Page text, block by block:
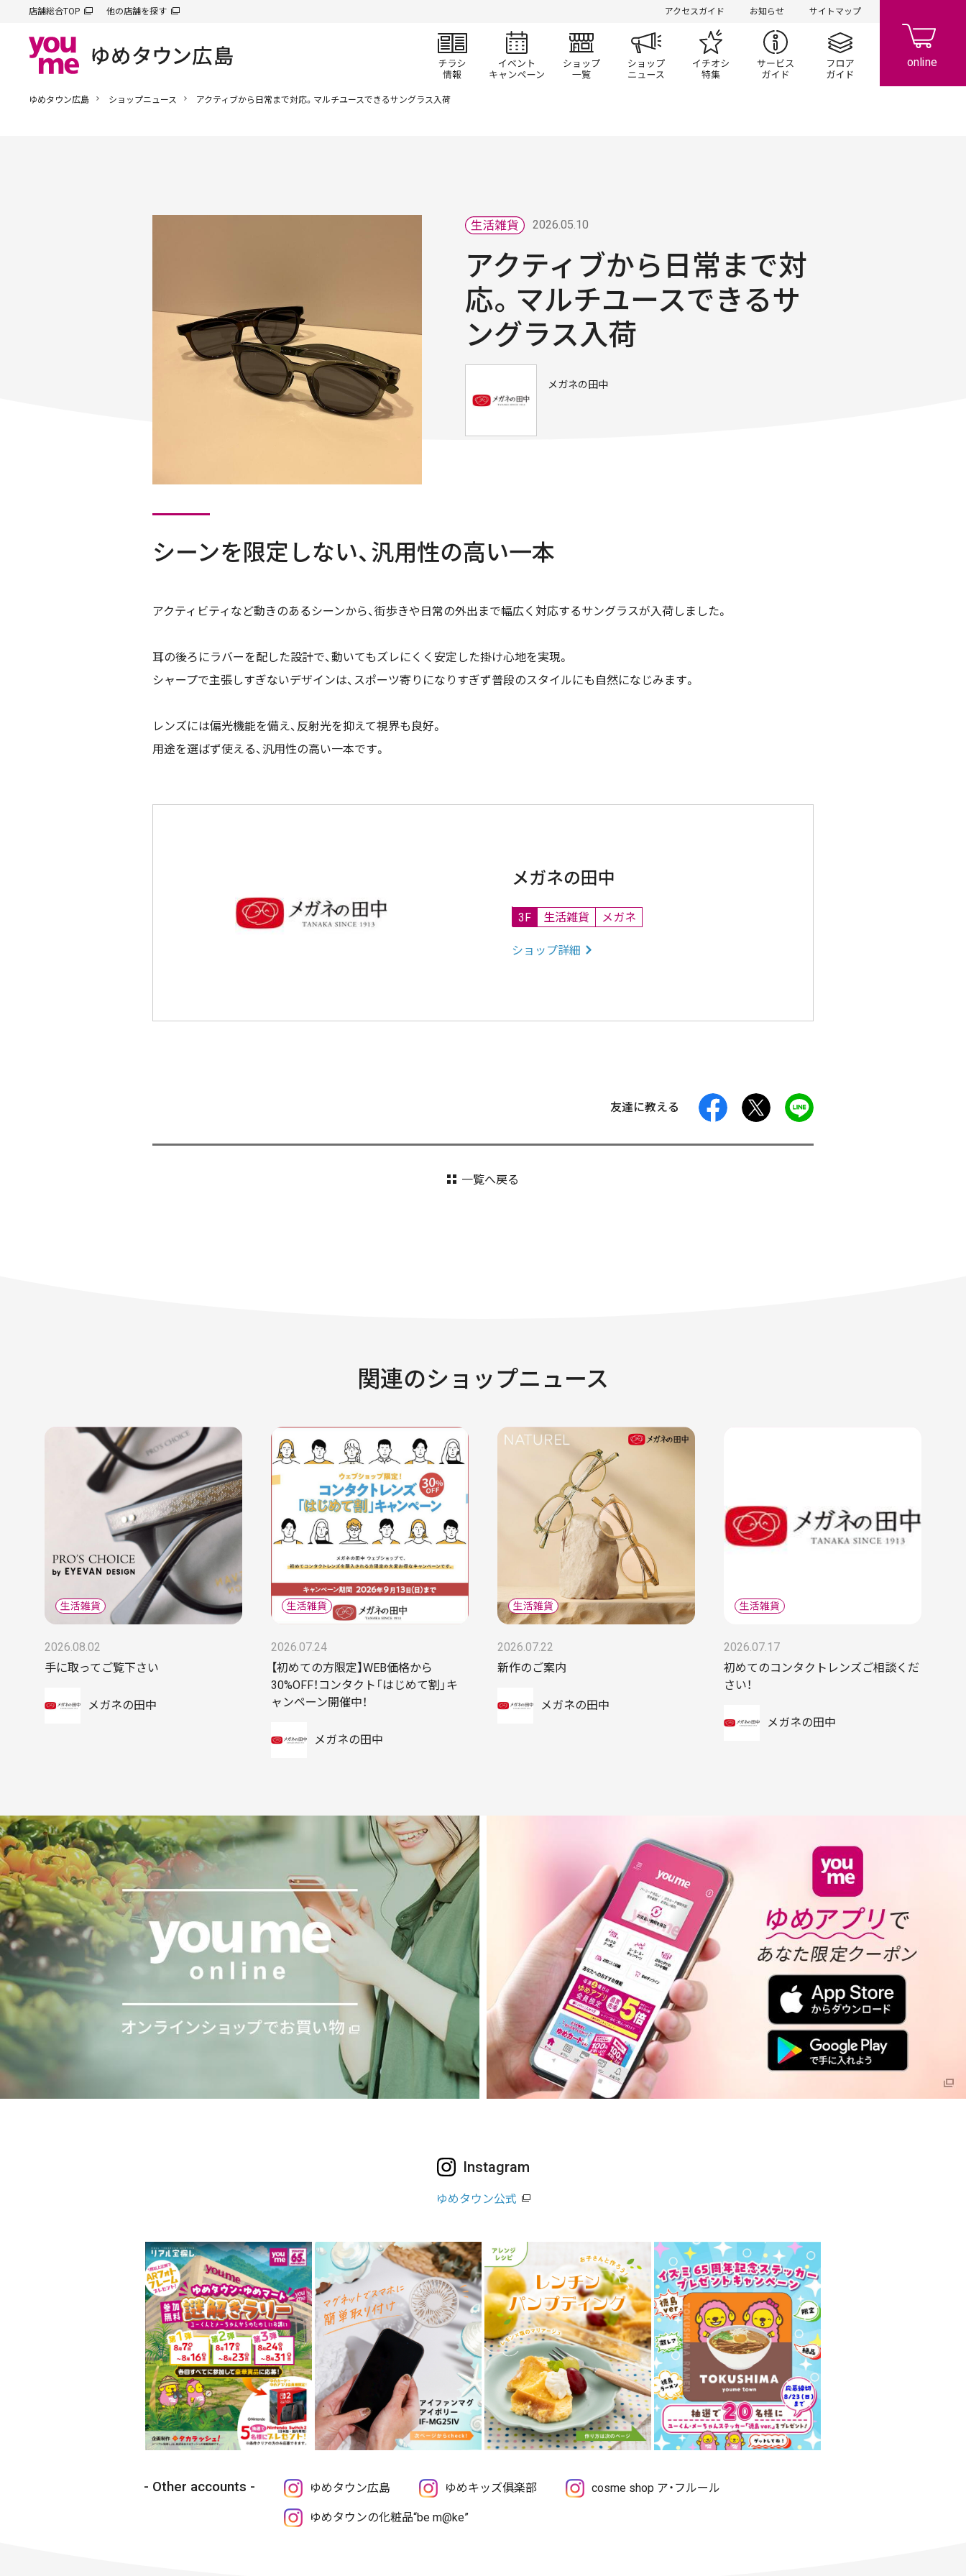
店舗総合TOP 他の店舗を探す アクセスガイド お知らせ サイトマップ
チラシ情報 イベント/キャンペーン
ショップ一覧 ショップニュースイチオシ特集 サービスガイドフロアガイド
ゆめタウン広島 ショップニュース アクティブから日常まで対応。マルチユースできるサングラス入荷
2026.05.10
アクティブから日常まで対
応。マルチユースできるサ
ングラス入荷
メガネの田中
シーンを限定しない、汎用性の高い一本
アクティビティなど動きのあるシーンから、街歩きや日常の外出まで幅広く対応するサングラスが入荷しました。
耳の後ろにラバーを配した設計で、動いてもズレにくく安定した掛け心地を実現。
シャープで主張しすぎないデザインは、スポーツ寄りになりすぎず普段のスタイルにも自然になじみます。
レンズには偏光機能を備え、反射光を抑えて視界も良好。
用途を選ばず使える、汎用性の高い一本です。
メガネの田中
3F 生活雑貨 メガネ
ショップ詳細
友達に教える facebook
一覧へ戻る
関連のショップニュース
2026.08.02
手に取ってご覧下さい
メガネの田中
2026.07.24
【初めての方限定】WEB価格から
30%OFF！コンタクト「はじめて割」キ
ャンペーン開催中！
メガネの田中
2026.07.22
新作のご案内
メガネの田中
2026.07.17
初めてのコンタクトレンズご相談くだ
さい！
メガネの田中
Instagram
ゆめタウン公式
Other accounts ゆめタウン広島 ゆめキッズ俱楽部 cosme shop ア・フルール
ゆめタウンの化粧品“be m@ke”